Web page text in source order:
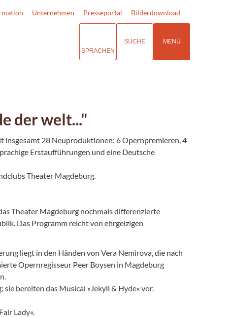
Unternehmen Presseportal Bilderdownload
SPRACHEN
SUCHE MENÜ
der welt..."
insgesamt 28 Neuproduktionen: 6 Opernpremieren, 4
Erstaufführungen und eine Deutsche
Theater Magdeburg.
Theater Magdeburg nochmals differenzierte
Das Programm reicht von ehrgeizigen
liegt in den Händen von Vera Nemirova, die nach
Opernregisseur Peer Boysen in Magdeburg
bereiten das Musical »Jekyll & Hyde« vor.
Lady«.